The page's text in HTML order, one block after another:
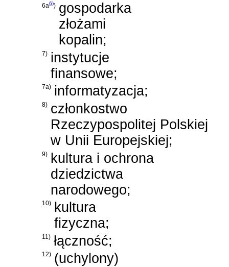
6a6)) gospodarka
złożami
kopalin;
7) instytucje
finansowe;
7a) informatyzacja;
8) członkostwo
Rzeczypospolitej Polskiej
w Unii Europejskiej;
9)
kultura i ochrona
dziedzictwa
narodowego;
10)
kultura
fizyczna;
11) łączność;
12) (uchylony)